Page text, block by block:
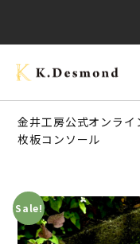
金井工房公式オンライ
枚板コンソール
Sale!